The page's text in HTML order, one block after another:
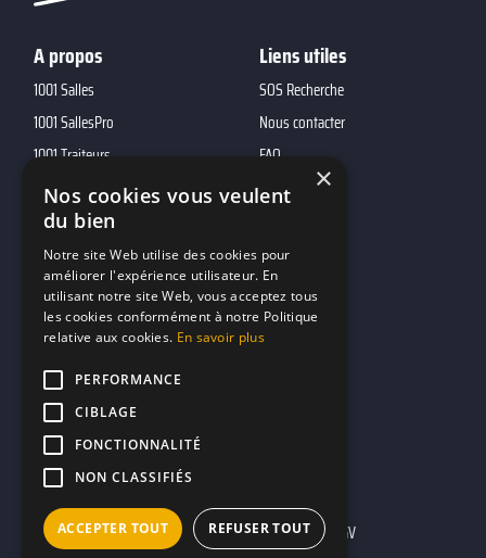
A propos
1001 Salles
1001 SallesPro
1001 Traiteurs
1001 DJ
10h01
MP2
Liens utiles
SOS Recherche
Nous contacter
FAQ
Contacts
marketing@reserverunbar.fr
11 rue Maurice Grandcoing
94200 Ivry-sur-Seine
Mentions légales CGU CGV
×
Nos cookies vous veulent
du bien
Notre site Web utilise des cookies pour
améliorer l'expérience utilisateur. En
utilisant notre site Web, vous acceptez tous
les cookies conformément à notre Politique
relative aux cookies. En savoir plus
PERFORMANCE
CIBLAGE
FONCTIONNALITÉ
NON CLASSIFIÉS
ACCEPTER TOUT REFUSER TOUT